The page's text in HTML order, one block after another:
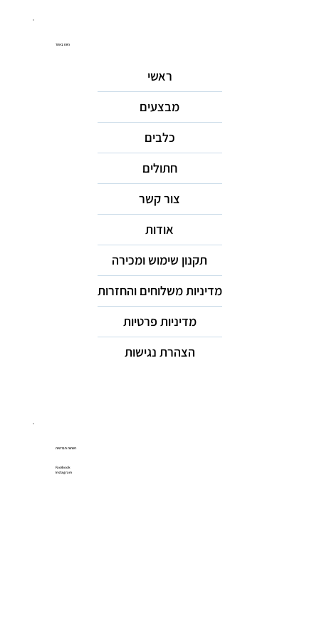
ניווט באתר
ראשי
מבצעים
כלבים
חתולים
צור קשר
אודות
תקנון שימוש ומכירה
מדיניות משלוחים והחזרות
מדיניות פרטיות
הצהרת נגישות
רשתות חברתיות
Facebook
Instagram